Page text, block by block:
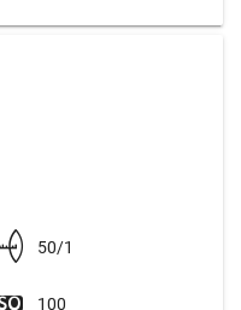
50/1
100